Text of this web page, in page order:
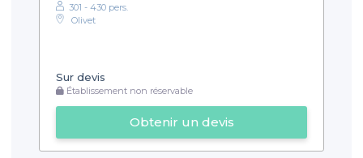
301 - 430 pers.
Olivet
Sur devis
Établissement non réservable
Obtenir un devis